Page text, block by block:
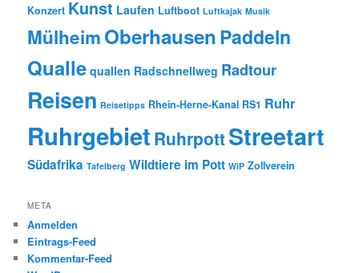
Konzert Kunst Laufen Luftboot Luftkajak Musik
MülheimOberhausenPaddeln
Qualle quallen Radschnellweg Radtour
Reisen Reisetipps Rhein-Herne-Kanal RS1 Ruhr
Ruhrgebiet RuhrpottStreetart
Südafrika Tafelberg Wildtiere im Pott WiP Zollverein
META
Anmelden
Eintrags-Feed
Kommentar-Feed